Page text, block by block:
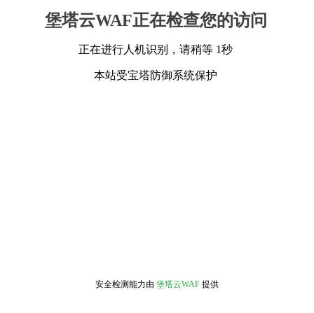
堡塔云WAF正在检查您的访问
正在进行人机识别，请稍等 1秒
本站受宝塔防御系统保护
安全检测能力由 堡塔云WAF 提供